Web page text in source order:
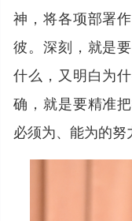
神，将各项部署
彼。深刻，就是
什么，又明白为
确，就是要精准
必须为、能为的努